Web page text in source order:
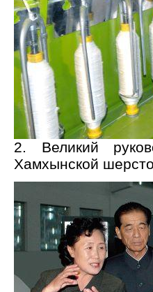
2. Великий
Хамхынской